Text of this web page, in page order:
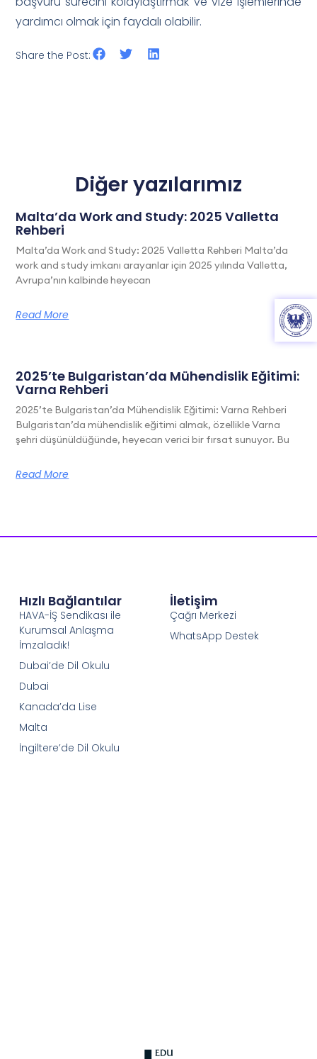
yardımcı olmak için faydalı olabilir.
Share the Post:
Diğer yazılarımız
Malta’da Work and Study: 2025 Valletta
Rehberi
Malta’da Work and Study: 2025 Valletta Rehberi Malta’da
work and study imkanı arayanlar için 2025 yılında Valletta,
Avrupa’nın kalbinde heyecan
Read More
2025’te Bulgaristan’da Mühendislik Eğitimi:
Varna Rehberi
2025’te Bulgaristan’da Mühendislik Eğitimi: Varna Rehberi
Bulgaristan’da mühendislik eğitimi almak, özellikle Varna
şehri düşünüldüğünde, heyecan verici bir fırsat sunuyor. Bu
Read More
Hızlı Bağlantılar
HAVA-İŞ Sendikası ile
Kurumsal Anlaşma
İmzaladık!
Dubai’de Dil Okulu
Dubai
Kanada’da Lise
Malta
İngiltere’de Dil Okulu
İletişim
Çağrı Merkezi
WhatsApp Destek